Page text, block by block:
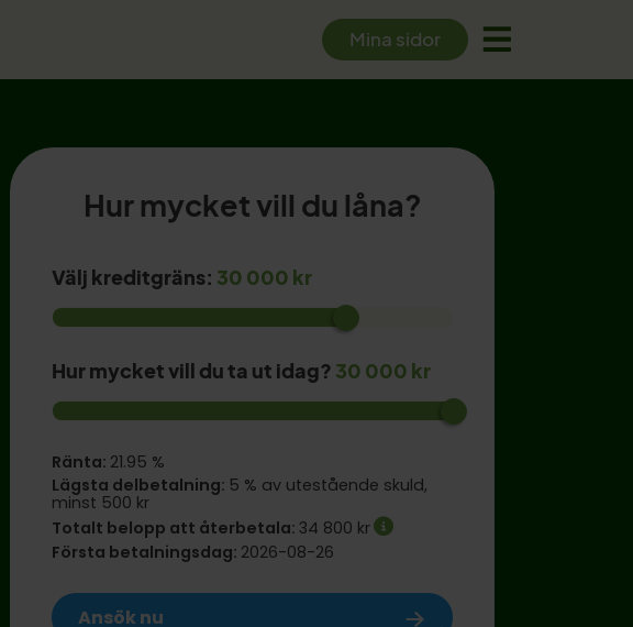
Mina sidor
Hur mycket vill du låna?
Välj kreditgräns: 30 000 kr
Hur mycket vill du ta ut idag? 30 000 kr
Ränta: 21.95 %
Lägsta delbetalning: 5 % av utestående skuld,
minst 500 kr
Totalt belopp att återbetala:34 800 kr
Första betalningsdag: 2026-08-26
Ansök nu